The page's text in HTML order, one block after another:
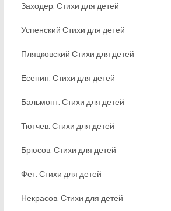
Заходер. Стихи для детей
Успенский Стихи для детей
Пляцковский Стихи для детей
Есенин. Стихи для детей
Бальмонт. Стихи для детей
Тютчев. Стихи для детей
Брюсов. Стихи для детей
Фет. Стихи для детей
Некрасов. Стихи для детей